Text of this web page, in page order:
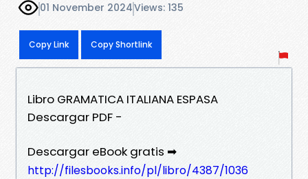
01 November 2024Views: 135
Copy Link Copy Shortlink
Libro GRAMATICA ITALIANA ESPASA
Descargar PDF -
Descargar eBook gratis ➡
http://filesbooks.info/pl/libro/4387/1036